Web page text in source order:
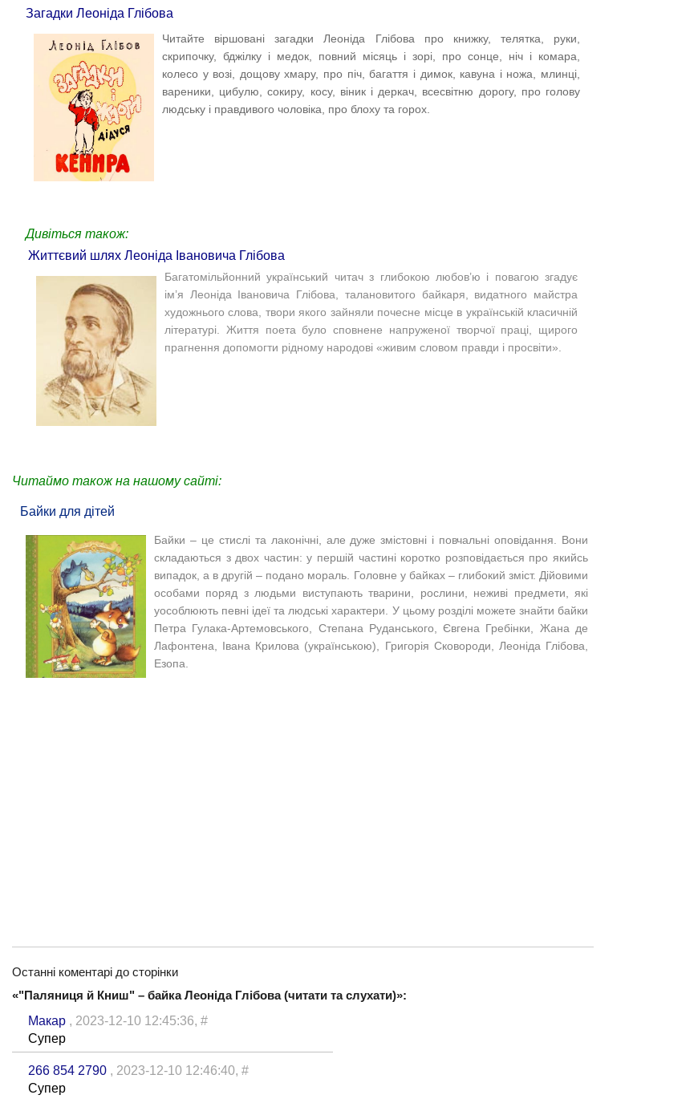
Загадки Леоніда Глібова
Читайте віршовані загадки Леоніда Глібова про
книжку, телятка, руки,
скрипочку, бджілку і медок, повний місяць і зорі, про сонце, ніч і комара,
колесо у возі, дощову хмару, про піч, багаття і димок, кавуна і ножа, млинці,
вареники, цибулю, сокиру, косу, віник і деркач, всесвітню дорогу, про голову
людську і правдивого чоловіка, про блоху та горох.
Дивіться також:
Життєвий шлях Леоніда Івановича Глібова
Багатомільйонний український читач з глибокою любов’ю і повагою згадує
ім’я Леоніда Івановича Глібова, талановитого байкаря, видатного майстра
художнього слова, твори якого зайняли почесне місце в українській класичній
літературі. Життя поета було сповнене напруженої творчої праці, щирого
прагнення допомогти рідному народові «живим словом правди і просвіти».
Читаймо також на нашому сайті:
Байки для дітей
Байки – це стислі та лаконічні, але дуже змістовні і повчальні оповідання. Вони
складаються з двох частин: у першій частині коротко розповідається про якийсь
випадок, а в другій– подано мораль. Головне у байках – глибокий зміст. Дійовими
особами поряд з людьми виступають тварини, рослини, неживі предмети, які
уособлюють певні ідеї та людські характери. У цьому розділі можете знайти байки
Петра Гулака-Артемовського, Степана Руданського, Євгена Гребінки, Жана де
Лафонтена, Івана Крилова (українською), Григорія Сковороди, Леоніда Глібова,
Езопа.
Останні коментарі до сторінки
«"Паляниця й Книш" – байка Леоніда Глібова (читати та слухати)»:
Макар , 2023-12-10 12:45:36, #
Супер
266 854 2790 , 2023-12-10 12:46:40, #
Супер